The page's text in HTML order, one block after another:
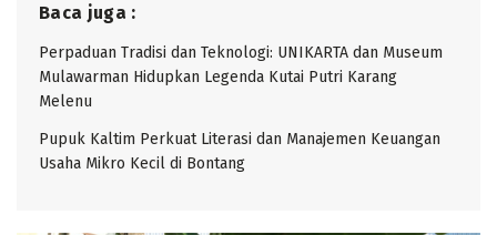
Baca juga :
Perpaduan Tradisi dan Teknologi: UNIKARTA dan Museum
Mulawarman Hidupkan Legenda Kutai Putri Karang
Melenu
Pupuk Kaltim Perkuat Literasi dan Manajemen Keuangan
Usaha Mikro Kecil di Bontang